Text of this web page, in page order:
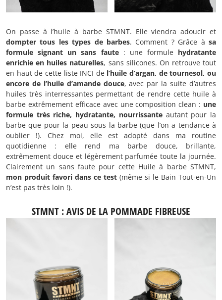
On passe à l’huile à barbe STMNT. Elle viendra adoucir et
dompter tous les types de barbes. Comment ? Grâce à sa
formule signant un sans faute: une formule hydratante
enrichie en huiles naturelles, sans silicones. On retrouve tout
en haut de cette liste INCI del’huile d’argan, de tournesol, ou
encore de l’huile d’amande douce, avec par la suite d’autres
huiles très interressantes permettant de rendre cette huile à
barbe extrêmement efficace avec une composition clean : une
formule très riche, hydratante, nourrissanteautant pour la
barbe que pour la peau sous la barbe (que l’on a tendance à
oublier !). Chez moi, elle est adopté dans ma routine
quotidienne : elle rend ma barbe douce, brillante,
extrêmement douce et légèrement parfumée toute la journée.
Clairement un sans faute pour cette Huile à barbe STMNT,
mon produit favori dans ce test (même si le Bain Tout-en-Un
n’est pas très loin !).
STMNT : AVIS DE LA POMMADE FIBREUSE